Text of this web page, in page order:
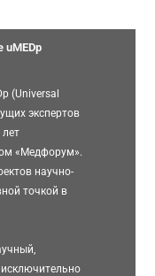
uMEDp
(Universal
экспертов
«Медфорум».
научно-
точкой в